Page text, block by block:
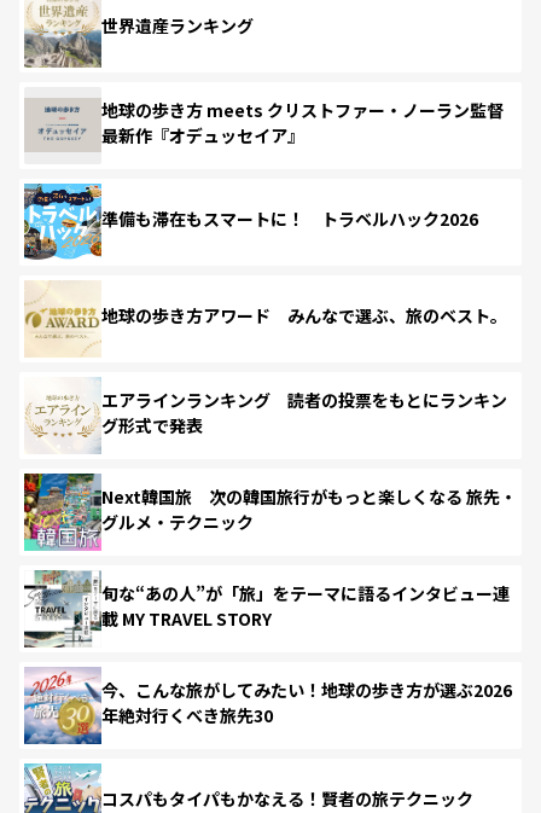
世界遺産ランキング
地球の歩き方 meets クリストファー・ノーラン監督
最新作『オデュッセイア』
準備も滞在もスマートに！ トラベルハック2026
地球の歩き方アワード みんなで選ぶ、旅のベスト。
エアラインランキング 読者の投票をもとにランキン
グ形式で発表
Next韓国旅 次の韓国旅行がもっと楽しくなる 旅先・
グルメ・テクニック
旬な“あの人”が「旅」をテーマに語るインタビュー連
載 MY TRAVEL STORY
今、こんな旅がしてみたい！地球の歩き方が選ぶ2026
年絶対行くべき旅先30
コスパもタイパもかなえる！賢者の旅テクニック